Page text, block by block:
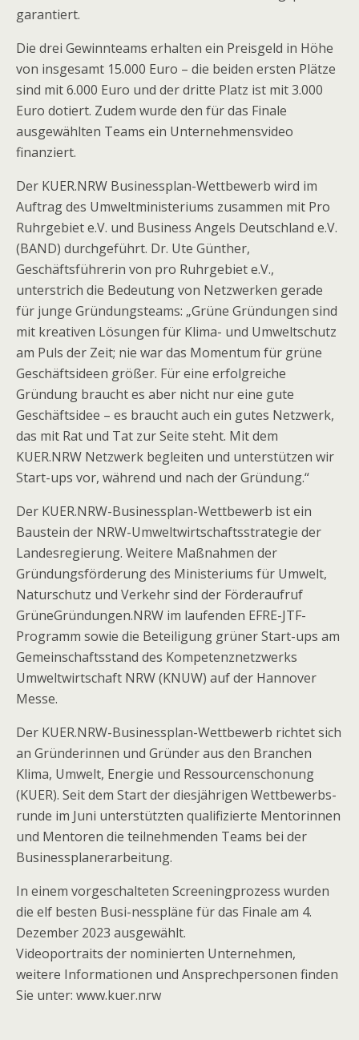
garantiert.
Die drei Gewinnteams erhalten ein Preisgeld in Höhe
von insgesamt 15.000 Euro – die beiden ersten Plätze
sind mit 6.000 Euro und der dritte Platz ist mit 3.000
Euro dotiert. Zudem wurde den für das Finale
ausgewählten Teams ein Unternehmensvideo
finanziert.
Der KUER.NRW Businessplan-Wettbewerb wird im
Auftrag des Umweltministeriums zusammen mit Pro
Ruhrgebiet e.V. und Business Angels Deutschland e.V.
(BAND) durchgeführt. Dr. Ute Günther,
Geschäftsführerin von pro Ruhrgebiet e.V.,
unterstrich die Bedeutung von Netzwerken gerade
für junge Gründungsteams: „Grüne Gründungen sind
mit kreativen Lösungen für Klima- und Umweltschutz
am Puls der Zeit; nie war das Momentum für grüne
Geschäftsideen größer. Für eine erfolgreiche
Gründung braucht es aber nicht nur eine gute
Geschäftsidee – es braucht auch ein gutes Netzwerk,
das mit Rat und Tat zur Seite steht. Mit dem
KUER.NRW Netzwerk begleiten und unterstützen wir
Start-ups vor, während und nach der Gründung.“
Der KUER.NRW-Businessplan-Wettbewerb ist ein
Baustein der NRW-Umweltwirtschaftsstrategie der
Landesregierung. Weitere Maßnahmen der
Gründungsförderung des Ministeriums für Umwelt,
Naturschutz und Verkehr sind der Förderaufruf
GrüneGründungen.NRW im laufenden EFRE-JTF-
Programm sowie die Beteiligung grüner Start-ups am
Gemeinschaftsstand des Kompetenznetzwerks
Umweltwirtschaft NRW (KNUW) auf der Hannover
Messe.
Der KUER.NRW-Businessplan-Wettbewerb richtet sich
an Gründerinnen und Gründer aus den Branchen
Klima, Umwelt, Energie und Ressourcenschonung
(KUER). Seit dem Start der diesjährigen Wettbewerbs-
runde im Juni unterstützten qualifizierte Mentorinnen
und Mentoren die teilnehmenden Teams bei der
Businessplanerarbeitung.
In einem vorgeschalteten Screeningprozess wurden
die elf besten Busi-nesspläne für das Finale am 4.
Dezember 2023 ausgewählt.
Videoportraits der nominierten Unternehmen,
weitere Informationen und Ansprechpersonen finden
Sie unter: www.kuer.nrw